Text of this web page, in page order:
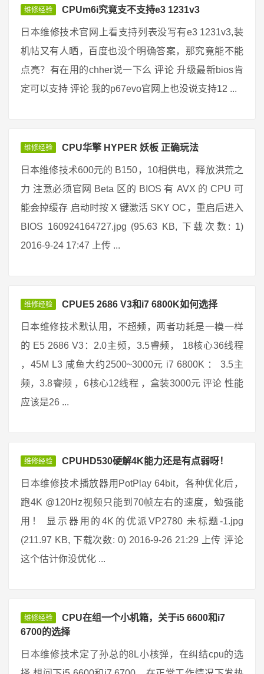
维修经验 CPUm6i究竟支不支持e3 1231v3
日本维修技术官网上看支持列表没写有e3 1231v3,装
机帖又有人晒，百度也没个明确答案，那究竟能不能
点亮？有在用的chher说一下么 评论 升级最新bios肯
定可以支持 评论 我的p67evo官网上也没说支持12 ...
维修经验 CPU华擎 HYPER 妖板 正确玩法
日本维修技术600元的 B150，10相供电，释放洪荒之
力 注意必须官网 Beta 区的 BIOS 有 AVX 的 CPU 可
能会掉缓存 启动时按 X 键激活 SKY OC，重启后进入
BIOS 160924164727.jpg (95.63 KB, 下载次数: 1)
2016-9-24 17:47 上传 ...
维修经验 CPUE5 2686 V3和i7 6800K如何选择
日本维修技术默认用，不超频，两者功耗是一模一样
的 E5 2686 V3：2.0主频，3.5睿频， 18核心36线程
，45M L3 咸鱼大约2500~3000元 i7 6800K ： 3.5主
频，3.8睿频 ，6核心12线程 ，盒装3000元 评论 性能
应该是26 ...
维修经验 CPUHD530硬解4K能力还是有点弱呀！
日本维修技术播放器用PotPlay 64bit，各种优化后，
跑4K @120Hz视频只能到70帧左右的速度，勉强能
用！ 显示器用的4K的优派VP2780 未标题-1.jpg
(211.97 KB, 下载次数: 0) 2016-9-26 21:29 上传 评论
这个估计你没优化 ...
维修经验
CPU在组一个小机箱，关于i5 6600和i7
6700的选择
日本维修技术定了孙总的8L小核弹，在纠结cpu的选